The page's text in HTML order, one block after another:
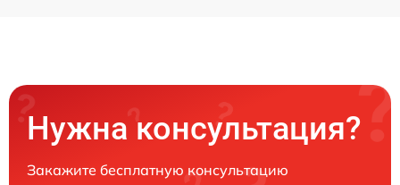
Нужна консультация?
Закажите бесплатную консультацию